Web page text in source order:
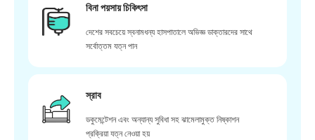
বিনা পয়সায় চিকিৎসা
দেশের সবচেয়ে স্বনামধন্য হাসপাতালে অভিজ্ঞ ডাক্তারদের সাথে
সর্বোত্তম যত্ন পান
স্রাব
ডকুমেন্টেশন এবং অন্যান্য সুবিধা সহ ঝামেলামুক্ত নিষ্কাশন
প্রক্রিয়া যত্ন নেওয়া হয়